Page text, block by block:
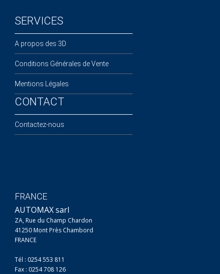
SERVICES
A propos des 3D
Conditions Générales de Vente
Mentions Légales
CONTACT
Contactez-nous
FRANCE
AUTOMAX sarl
ZA, Rue du Champ Chardon
41250 Mont Près Chambord
FRANCE
Tél : 0254 553 811
Fax : 0254 708 126